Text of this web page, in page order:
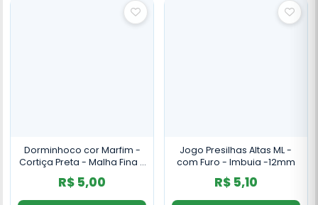
Dorminhoco cor Marfim -
Cortiça Preta - Malha Fina -
10mm
R$ 5,00
Jogo Presilhas Altas ML -
com Furo - Imbuia -12mm
R$ 5,10